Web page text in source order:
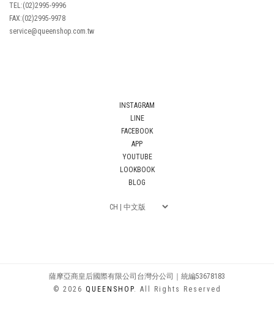
TEL:(02)2995-9996
FAX:(02)2995-9978
service@queenshop.com.tw
INSTAGRAM
LINE
FACEBOOK
APP
YOUTUBE
LOOKBOOK
BLOG
薩摩亞商皇后國際有限公司台灣分公司｜統編53678183
© 2026 QUEENSHOP. All Rights Reserved